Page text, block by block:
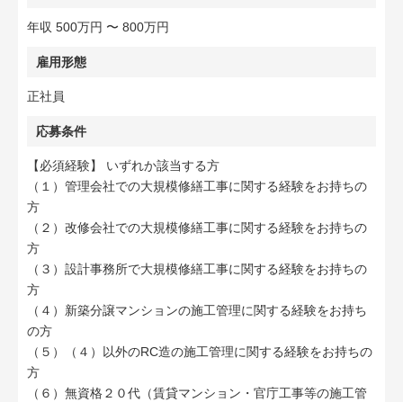
年収 500万円 〜 800万円
雇用形態
正社員
応募条件
【必須経験】 いずれか該当する方
（１）管理会社での大規模修繕工事に関する経験をお持ちの
方
（２）改修会社での大規模修繕工事に関する経験をお持ちの
方
（３）設計事務所で大規模修繕工事に関する経験をお持ちの
方
（４）新築分譲マンションの施工管理に関する経験をお持ち
の方
（５）（４）以外のRC造の施工管理に関する経験をお持ちの
方
（６）無資格２０代（賃貸マンション・官庁工事等の施工管